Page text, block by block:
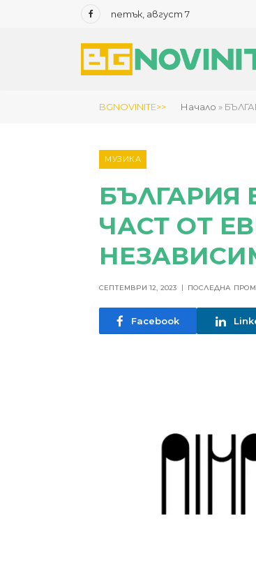
Facebook
петък, август 7
BGNOVINITE>> Начало »
МУЗИКА
БЪЛГАРИЯ
ЧАСТ ОТ
СЕПТЕМВРИ 12, 2023 ПОСЛЕДНА
Facebook